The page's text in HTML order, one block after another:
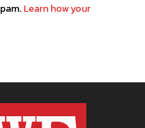
Learn how your